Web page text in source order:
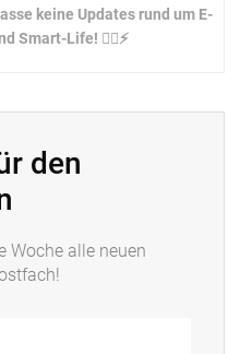
keine Updates rund um E-
Smart-Life! 🚴‍♂️⚡
den
Woche alle neuen